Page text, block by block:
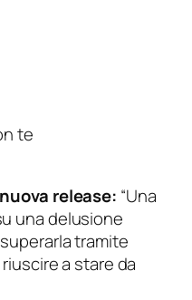
te
release: “Una
una delusione
tramite
a stare da